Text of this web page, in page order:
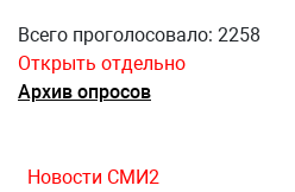
Всего проголосовало: 2258
Открыть отдельно
Архив опросов
Новости СМИ2